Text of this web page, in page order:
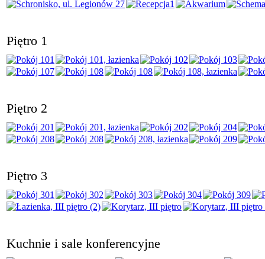
Piętro 1
Piętro 2
Piętro 3
Kuchnie i sale konferencyjne